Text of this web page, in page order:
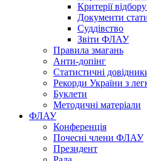
Критерії
Документи
Суддівство
Звіти ФЛАУ
Правила змагань
Анти-допінг
Статистичні
Рекорди України з
Буклети
Методичні матеріали
ФЛАУ
Конференція
Почесні члени ФЛАУ
Президент